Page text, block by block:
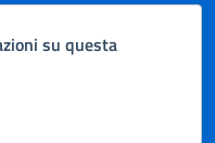
su questa